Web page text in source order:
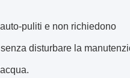
puliti e non richiedono
disturbare la